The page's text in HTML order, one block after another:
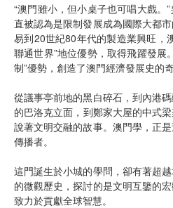
“澳門雖小，但小桌子也可唱大戲。
直被認為是限制發展成為國際大都
易到20世紀80年代的製造業興旺，
聯通世界”地位優勢，取得飛躍發展
制”優勢，創造了澳門經濟發展史的奇
從議事亭前地的黑白碎石，到內港
的巴洛克立面，到鄭家大屋的中式
說著文明交融的故事。澳門學，正
傳播者。
這門誕生於小城的學問，卻有著超
的微觀歷史，探討的是文明互鑒的
致力於貢獻全球智慧。